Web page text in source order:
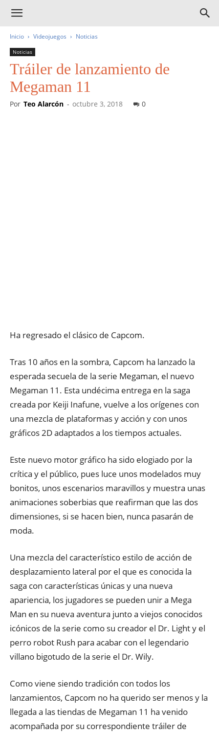
Inicio Videojuegos Noticias
Noticias
Tráiler de lanzamiento de
Megaman 11
Por Teo Alarcón - octubre 3, 2018 0
Ha regresado el clásico de Capcom.
Tras 10 años en la sombra, Capcom ha lanzado la
esperada secuela de la serie Megaman, el nuevo
Megaman 11. Esta undécima entrega en la saga
creada por Keiji Inafune, vuelve a los orígenes con
una mezcla de plataformas y acción y con unos
gráficos 2D adaptados a los tiempos actuales.
Este nuevo motor gráfico ha sido elogiado por la
crítica y el público, pues luce unos modelados muy
bonitos, unos escenarios maravillos y muestra unas
animaciones soberbias que reafirman que las dos
dimensiones, si se hacen bien, nunca pasarán de
moda.
Una mezcla del característico estilo de acción de
desplazamiento lateral por el que es conocida la
saga con características únicas y una nueva
apariencia, los jugadores se pueden unir a Mega
Man en su nueva aventura junto a viejos conocidos
icónicos de la serie como su creador el Dr. Light y el
perro robot Rush para acabar con el legendario
villano bigotudo de la serie el Dr. Wily.
Como viene siendo tradición con todos los
lanzamientos, Capcom no ha querido ser menos y la
llegada a las tiendas de Megaman 11 ha venido
acompañada por su correspondiente tráiler de